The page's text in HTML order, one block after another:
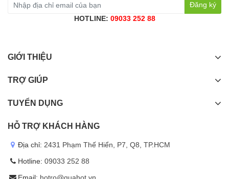
Đăng ký
HOTLINE: 09033 252 88
GIỚI THIỆU
TRỢ GIÚP
TUYỂN DỤNG
HỖ TRỢ KHÁCH HÀNG
Địa chỉ: 2431 Phạm Thế Hiển, P7, Q8, TP.HCM
Hotline: 09033 252 88